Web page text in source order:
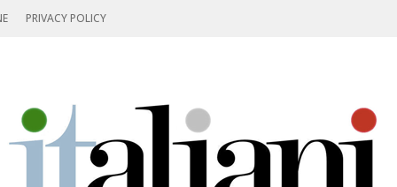
PRIVACY POLICY